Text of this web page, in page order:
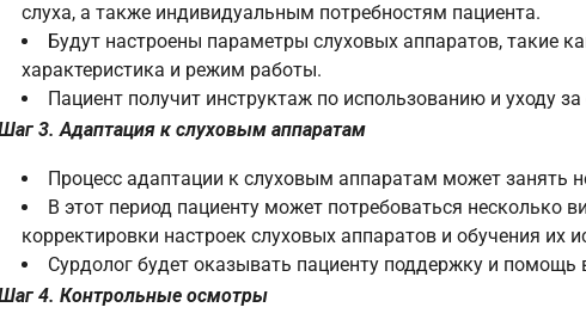
слуха, а также индивидуальным потребностям пациента.
Будут настроены параметры слуховых аппаратов, такие
характеристика и режим работы.
Пациент получит инструктаж по использованию и уходу
3. Адаптация к слуховым аппаратам
Процесс адаптации к слуховым аппаратам может занять
В этот период пациенту может потребоваться несколько
корректировки настроек слуховых аппаратов и обучения их
Сурдолог будет оказывать пациенту поддержку и помощь
4. Контрольные осмотры